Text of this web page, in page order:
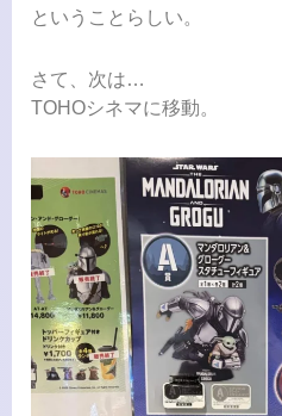
ということらしい。
さて、次は…
TOHOシネマに移動。